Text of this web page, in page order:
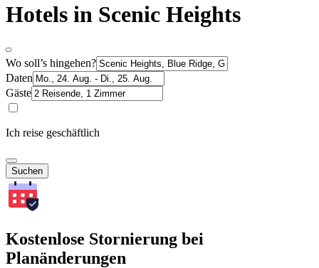
Hotels in Scenic Heights
Wo soll’s hingehen?
Daten
Gäste
Ich reise geschäftlich
Suchen
Kostenlose Stornierung bei
Planänderungen